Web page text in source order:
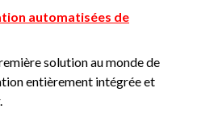
automatisées de
solution au monde de
entièrement intégrée et